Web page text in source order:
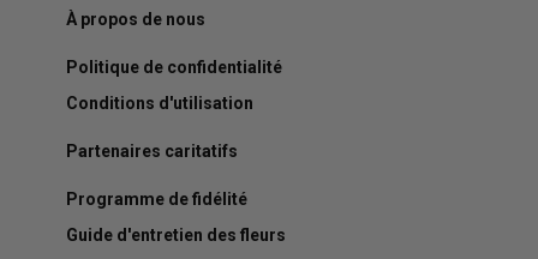
À propos de nous
Politique de confidentialité
Conditions d'utilisation
Partenaires caritatifs
Programme de fidélité
Guide d'entretien des fleurs